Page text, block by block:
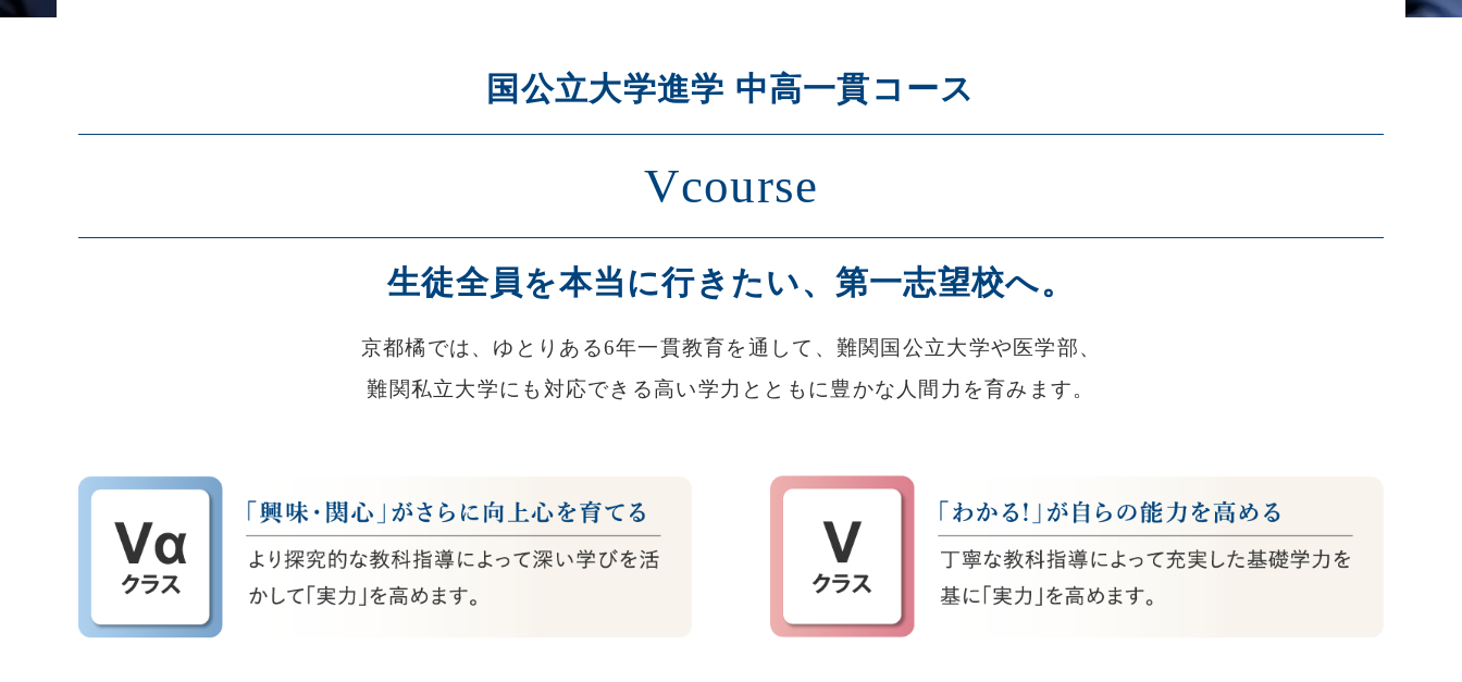
国公立大学進学 中高一貫コース
Vcourse
生徒全員を本当に行きたい、第一志望校へ。
京都橘では、ゆとりある6年一貫教育を通して、難関国公立大学や医学部、
難関私立大学にも対応できる高い学力とともに豊かな人間力を育みます。